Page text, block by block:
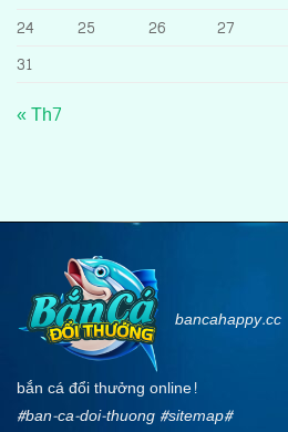
24
25 26 27
31
« Th7
bancahappy.cc
bắn cá đổi thưởng online!
#ban-ca-doi-thuong #sitemap#